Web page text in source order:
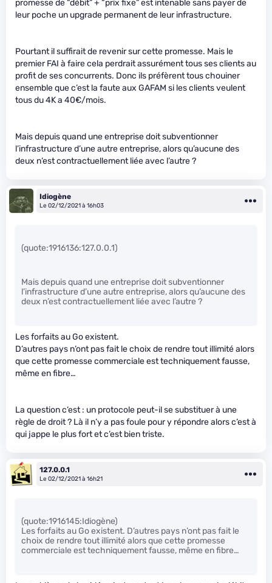
promesse de “débit” + “prix fixe” est intenable sans payer de
leur poche un upgrade permanent de leur infrastructure.
Pourtant il suffirait de revenir sur cette promesse. Mais le
premier FAI à faire cela perdrait assurément tous ses clients au
profit de ses concurrents. Donc ils préfèrent tous chouiner
ensemble que c’est la faute aux GAFAM si les clients veulent
tous du 4K a 40€/mois.
Mais depuis quand une entreprise doit subventionner
l’infrastructure d’une autre entreprise, alors qu’aucune des
deux n’est contractuellement liée avec l’autre ?
Idiogène
Le 02/12/2021 à 16h03
(quote:1916136:127.0.0.1)
Mais depuis quand une entreprise doit subventionner
l’infrastructure d’une autre entreprise, alors qu’aucune des
deux n’est contractuellement liée avec l’autre ?
Les forfaits au Go existent.
D’autres pays n’ont pas fait le choix de rendre tout illimité alors
que cette promesse commerciale est techniquement fausse,
même en fibre…
La question c’est : un protocole peut-il se substituer à une
règle de droit ? Là il n’y a pas foule pour y répondre alors c’est à
qui jappe le plus fort et c’est bien triste.
127.0.0.1
Le 02/12/2021 à 16h21
(quote:1916145:Idiogène)
Les forfaits au Go existent. D’autres pays n’ont pas fait le
choix de rendre tout illimité alors que cette promesse
commerciale est techniquement fausse, même en fibre…